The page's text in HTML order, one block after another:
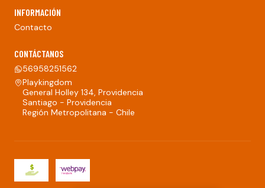
INFORMACIÓN
Contacto
CONTÁCTANOS
56958251562
Playkingdom
General Holley 134, Providencia
Santiago - Providencia
Región Metropolitana - Chile